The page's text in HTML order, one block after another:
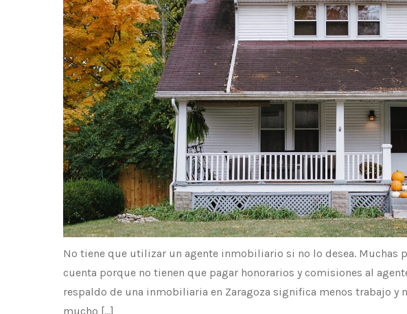
No tiene que utilizar un agente inmobiliario si no lo desea. Muchas
cuenta porque no tienen que pagar honorarios y comisiones al
respaldo de una inmobiliaria en Zaragoza significa menos trabajo y
mucho […]